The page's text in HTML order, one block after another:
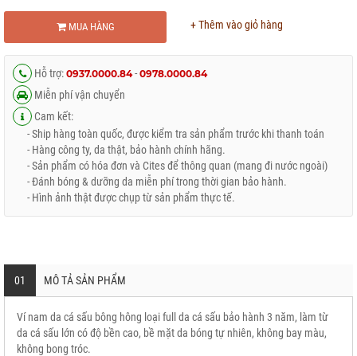
MUA HÀNG + Thêm vào giỏ hàng
Hỗ trợ: 0937.0000.84- 0978.0000.84
Miễn phí vận chuyển
Cam kết:
- Ship hàng toàn quốc, được kiểm tra sản phẩm trước khi thanh toán
- Hàng công ty, da thật, bảo hành chính hãng.
- Sản phẩm có hóa đơn và Cites để thông quan (mang đi nước ngoài)
- Đánh bóng & dưỡng da miễn phí trong thời gian bảo hành.
- Hình ảnh thật được chụp từ sản phẩm thực tế.
01 MÔ TẢ SẢN PHẨM
Ví nam da cá sấu bông hông loại full da cá sấu bảo hành 3 năm, làm từ
da cá sấu lớn có độ bền cao, bề mặt da bóng tự nhiên, không bay màu,
không bong tróc.